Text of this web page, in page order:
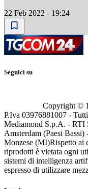
22 Feb 2022 - 19:24
Seguici su
Copyright ©
P.Iva 03976881007 -
Mediamond S.p.A. - RTI
Amsterdam (Paesi
Monzese (MI)Rispetto ai
riprodotti è vietata ogni
sistemi di intelligenza
espresso di utilizzare